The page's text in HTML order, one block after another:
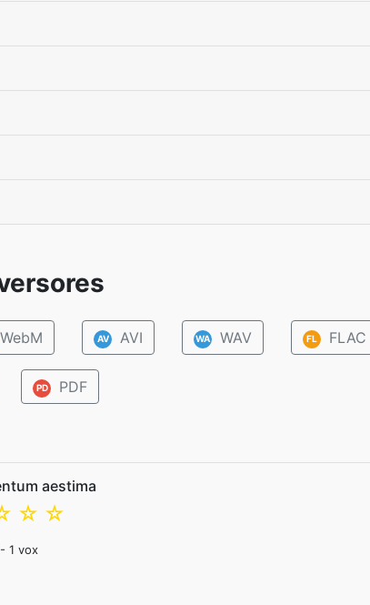
WebM AV AVI WA WAV FL FLAC
PD PDF
aestima
☆
☆
1 vox